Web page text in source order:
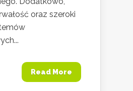
oraz szeroki
Read More